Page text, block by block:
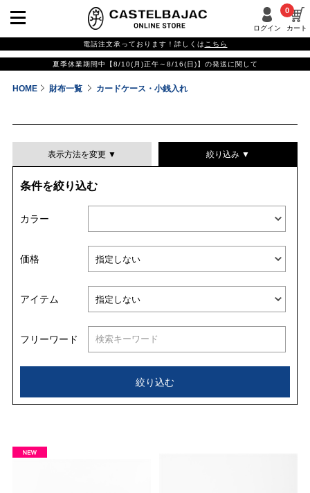
ログイン カート
0
電話注文承っております！詳しくは こちら
夏季休業期間中【8/10(月)正午～8/16(日)】の発送に関して
HOME 財布一覧 カードケース・小銭入れ
表示方法を変更 ▼
並び替える
絞り込み ▼
条件を絞り込む
カラー
価格
アイテム
フリーワード
絞り込む